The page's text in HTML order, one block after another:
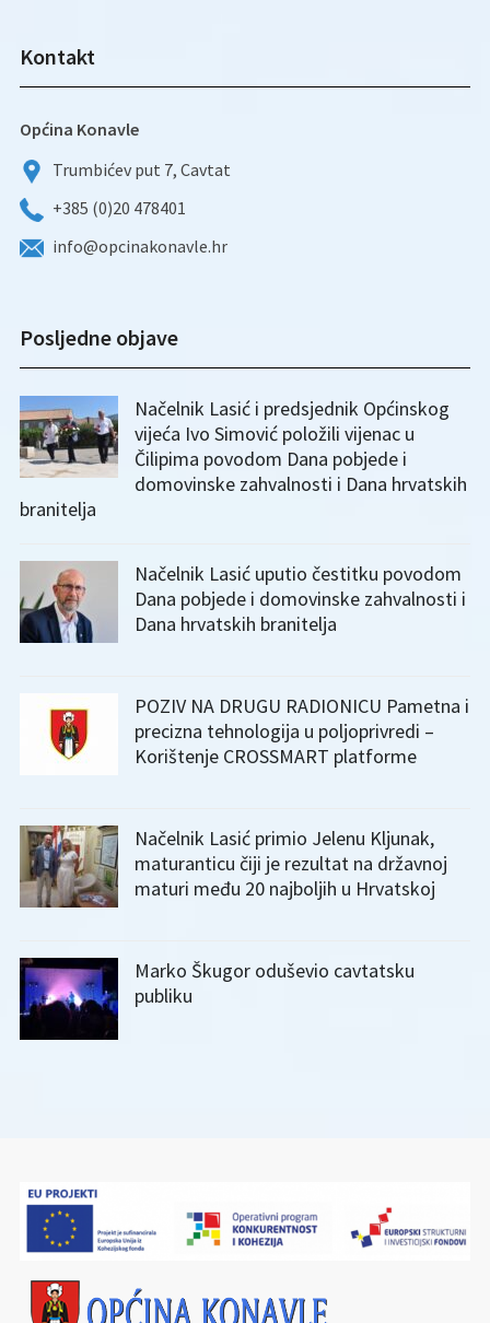
Kontakt
Općina Konavle
Trumbićev put 7, Cavtat
+385 (0)20 478401
info@opcinakonavle.hr
Posljedne objave
Načelnik Lasić i predsjednik Općinskog
vijeća Ivo Simović položili vijenac u
Čilipima povodom Dana pobjede i
domovinske zahvalnosti i Dana hrvatskih
branitelja
Načelnik Lasić uputio čestitku povodom
Dana pobjede i domovinske zahvalnosti i
Dana hrvatskih branitelja
POZIV NA DRUGU RADIONICU Pametna i
precizna tehnologija u poljoprivredi –
Korištenje CROSSMART platforme
Načelnik Lasić primio Jelenu Kljunak,
maturanticu čiji je rezultat na državnoj
maturi među 20 najboljih u Hrvatskoj
Marko Škugor oduševio cavtatsku
publiku